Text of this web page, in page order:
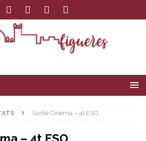
Sortie Cinéma – 4t ESO